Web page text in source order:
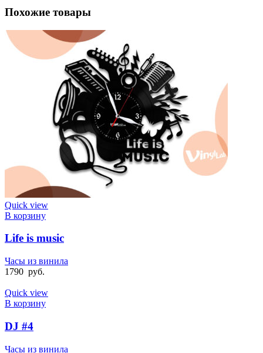
Похожие товары
Quick view
В корзину
Life is music
Часы из винила
1790 руб.
Quick view
В корзину
DJ #4
Часы из винила